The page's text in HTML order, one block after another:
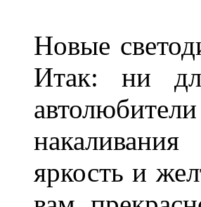
Новые
Итак: ни
яркость и